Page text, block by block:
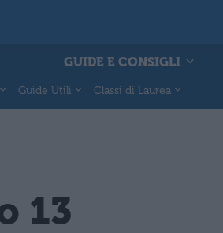
GUIDE E CONSIGLI
Guide Utili Classi di Laurea
13